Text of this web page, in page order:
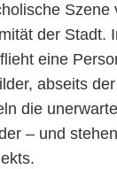
Szene
der Stadt.
eine
abseits
die
– und